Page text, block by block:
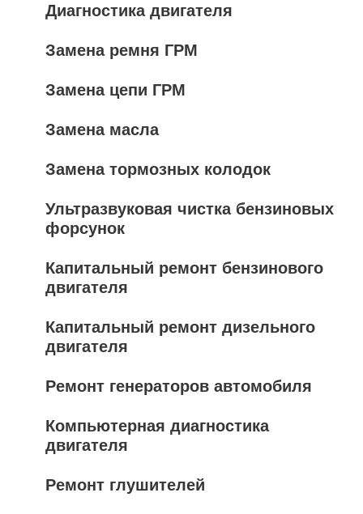
Диагностика двигателя
Замена ремня ГРМ
Замена цепи ГРМ
Замена масла
Замена тормозных колодок
Ультразвуковая чистка бензиновых
форсунок
Капитальный ремонт бензинового
двигателя
Капитальный ремонт дизельного
двигателя
Ремонт генераторов автомобиля
Компьютерная диагностика
двигателя
Ремонт глушителей